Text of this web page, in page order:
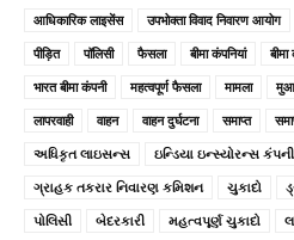
आधिकारिक लाइसेंस
उपभोक्ता विवाद निवारण आयोग
पीड़ित
पॉलिसी फैसला बीमा कंपनियां
भारत बीमा कंपनी
महत्वपूर्ण फैसला मामला
लापरवाही
वाहन वाहन दुर्घटना समाप्त
અધિકૃત લાઇસન્સ
ઇન્ડિયા ઇન્સ્યોરન્સ કંપની
ગ્રાહક તકરાર નિવારણ કમિશન
ચુકાદો
પોલિસી
બેદરકારી મહત્વપૂર્ણ ચુકાદો